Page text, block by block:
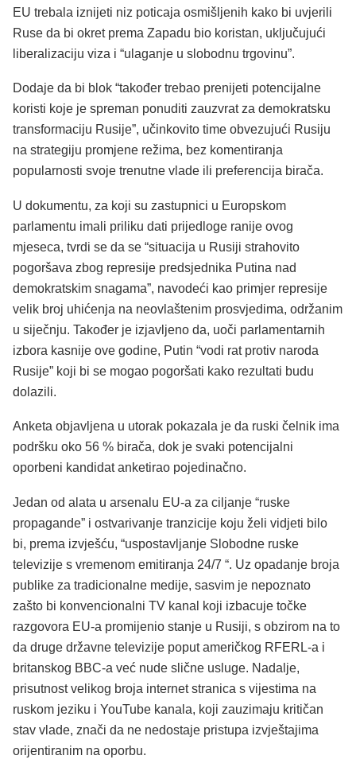
EU trebala iznijeti niz poticaja osmišljenih kako bi uvjerili
Ruse da bi okret prema Zapadu bio koristan, uključujući
liberalizaciju viza i “ulaganje u slobodnu trgovinu”.
Dodaje da bi blok “također trebao prenijeti potencijalne
koristi koje je spreman ponuditi zauzvrat za demokratsku
transformaciju Rusije”, učinkovito time obvezujući Rusiju
na strategiju promjene režima, bez komentiranja
popularnosti svoje trenutne vlade ili preferencija birača.
U dokumentu, za koji su zastupnici u Europskom
parlamentu imali priliku dati prijedloge ranije ovog
mjeseca, tvrdi se da se “situacija u Rusiji strahovito
pogoršava zbog represije predsjednika Putina nad
demokratskim snagama”, navodeći kao primjer represije
velik broj uhićenja na neovlaštenim prosvjedima, održanim
u siječnju. Također je izjavljeno da, uoči parlamentarnih
izbora kasnije ove godine, Putin “vodi rat protiv naroda
Rusije” koji bi se mogao pogoršati kako rezultati budu
dolazili.
Anketa objavljena u utorak pokazala je da ruski čelnik ima
podršku oko 56 % birača, dok je svaki potencijalni
oporbeni kandidat anketirao pojedinačno.
Jedan od alata u arsenalu EU-a za ciljanje “ruske
propagande” i ostvarivanje tranzicije koju želi vidjeti bilo
bi, prema izvješću, “uspostavljanje Slobodne ruske
televizije s vremenom emitiranja 24/7 “. Uz opadanje broja
publike za tradicionalne medije, sasvim je nepoznato
zašto bi konvencionalni TV kanal koji izbacuje točke
razgovora EU-a promijenio stanje u Rusiji, s obzirom na to
da druge državne televizije poput američkog RFERL-a i
britanskog BBC-a već nude slične usluge. Nadalje,
prisutnost velikog broja internet stranica s vijestima na
ruskom jeziku i YouTube kanala, koji zauzimaju kritičan
stav vlade, znači da ne nedostaje pristupa izvještajima
orijentiranim na oporbu.